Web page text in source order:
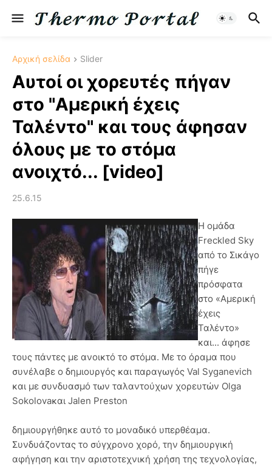
Αρχική σελίδα Slider
Αυτοί οι χορευτές πήγαν
στο "Αμερική έχεις
Ταλέντο" και τους άφησαν
όλους με το στόμα
ανοιχτό... [video]
25.6.15
Η ομάδα
Freckled Sky
από το Σικάγο
πήγε
πρόσφατα
στο «Αμερική
έχεις
Ταλέντο»
και... άφησε
τους πάντες με ανοικτό το στόμα. Με το όραμα που
συνέλαβε ο δημιουργός και παραγωγός Val Syganevich
και με συνδυασμό των ταλαντούχων χορευτών Olga
Sokolovaκαι Jalen Preston
δημιουργήθηκε αυτό το μοναδικό υπερθέαμα.
Συνδυάζοντας το σύγχρονο χορό, την δημιουργική
αφήγηση και την αριστοτεχνική χρήση της τεχνολογίας,